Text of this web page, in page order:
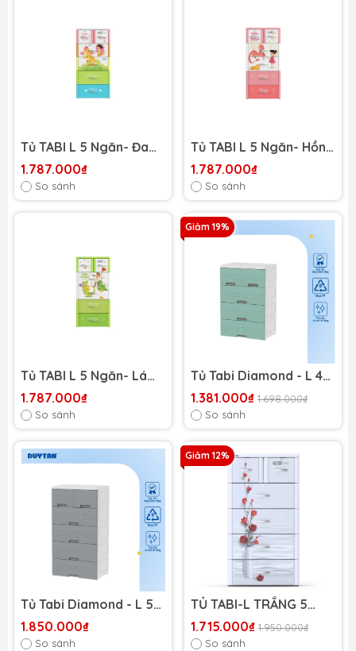
Tủ TABI L 5 Ngăn- Đa
sắc Rồng bé gái
1.787.000₫
So sánh
Tủ TABI L 5 Ngăn- Hồng
Rồng mùa Xuân
1.787.000₫
So sánh
Tủ TABI L 5 Ngăn- Lá
Rồng mùa hè
1.787.000₫
So sánh
Giảm 19%
Tủ Tabi Diamond - L 4
Ngăn Nhựa Duy Tân
1.381.000₫ 1.698.000₫
So sánh
Tủ Tabi Diamond - L 5
Ngăn Nhựa Duy Tân
1.850.000₫
So sánh
Giảm 12%
TỦ TABI-L TRẮNG 5
NGĂN DUY TÂN
1.715.000₫ 1.950.000₫
So sánh